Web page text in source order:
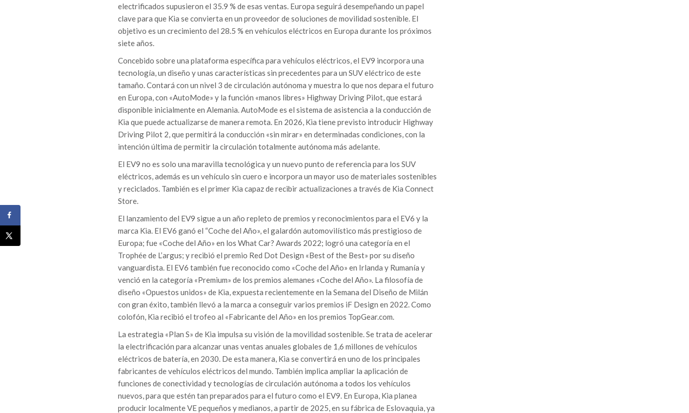
electrificados supusieron el 35.9 % de esas ventas. Europa seguirá desempeñando un papel
clave para que Kia se convierta en un proveedor de soluciones de movilidad sostenible. El
objetivo es un crecimiento del 28.5 % en vehículos eléctricos en Europa durante los próximos
siete años.
Concebido sobre una plataforma específica para vehículos eléctricos, el EV9 incorpora una
tecnología, un diseño y unas características sin precedentes para un SUV eléctrico de este
tamaño. Contará con un nivel 3 de circulación autónoma y muestra lo que nos depara el futuro
en Europa, con «AutoMode» y la función «manos libres» Highway Driving Pilot, que estará
disponible inicialmente en Alemania. AutoMode es el sistema de asistencia a la conducción de
Kia que puede actualizarse de manera remota. En 2026, Kia tiene previsto introducir Highway
Driving Pilot 2, que permitirá la conducción «sin mirar» en determinadas condiciones, con la
intención última de permitir la circulación totalmente autónoma más adelante.
El EV9 no es solo una maravilla tecnológica y un nuevo punto de referencia para los SUV
eléctricos, además es un vehículo sin cuero e incorpora un mayor uso de materiales sostenibles
y reciclados. También es el primer Kia capaz de recibir actualizaciones a través de Kia Connect
Store.
El lanzamiento del EV9 sigue a un año repleto de premios y reconocimientos para el EV6 y la
marca Kia. El EV6 ganó el “Coche del Año», el galardón automovilístico más prestigioso de
Europa; fue «Coche del Año» en los What Car? Awards 2022; logró una categoría en el
Trophée de L’argus; y recibió el premio Red Dot Design «Best of the Best» por su diseño
vanguardista. El EV6 también fue reconocido como «Coche del Año» en Irlanda y Rumanía y
venció en la categoría «Premium» de los premios alemanes «Coche del Año». La filosofía de
diseño «Opuestos unidos» de Kia, expuesta recientemente en la Semana del Diseño de Milán
con gran éxito, también llevó a la marca a conseguir varios premios iF Design en 2022. Como
colofón, Kia recibió el trofeo al «Fabricante del Año» en los premios TopGear.com.
La estrategia «Plan S» de Kia impulsa su visión de la movilidad sostenible. Se trata de acelerar
la electrificación para alcanzar unas ventas anuales globales de 1,6 millones de vehículos
eléctricos de batería, en 2030. De esta manera, Kia se convertirá en uno de los principales
fabricantes de vehículos eléctricos del mundo. También implica ampliar la aplicación de
funciones de conectividad y tecnologías de circulación autónoma a todos los vehículos
nuevos, para que estén tan preparados para el futuro como el EV9. En Europa, Kia planea
producir localmente VE pequeños y medianos, a partir de 2025, en su fábrica de Eslovaquia, ya